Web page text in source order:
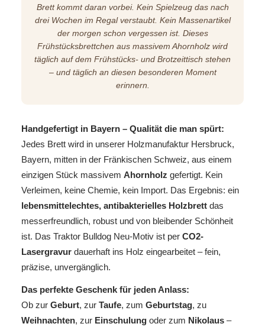
Brett kommt daran vorbei. Kein Spielzeug das nach
drei Wochen im Regal verstaubt. Kein Massenartikel
der morgen schon vergessen ist. Dieses
Frühstücksbrettchen aus massivem Ahornholz wird
täglich auf dem Frühstücks- und Brotzeittisch stehen
– und täglich an diesen besonderen Moment
erinnern.
Handgefertigt in Bayern – Qualität die man spürt:
Jedes Brett wird in unserer Holzmanufaktur Hersbruck,
Bayern, mitten in der Fränkischen Schweiz, aus einem
einzigen Stück massivem Ahornholz gefertigt. Kein
Verleimen, keine Chemie, kein Import. Das Ergebnis: ein
lebensmittelechtes, antibakterielles Holzbrett das
messerfreundlich, robust und von bleibender Schönheit
ist. Das Traktor Bulldog Neu-Motiv ist per CO2-
Lasergravur dauerhaft ins Holz eingearbeitet – fein,
präzise, unvergänglich.
Das perfekte Geschenk für jeden Anlass:
Ob zur Geburt, zur Taufe, zum Geburtstag, zu
Weihnachten, zur Einschulung oder zum Nikolaus –